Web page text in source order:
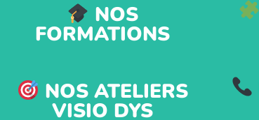
NOS
FORMATIONS
NOS ATELIERS
VISIO DYS